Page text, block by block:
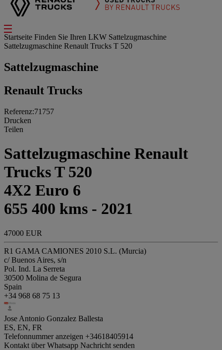
Startseite Finden Sie Ihren LKW Sattelzugmaschine
Sattelzugmaschine Renault Trucks T 520
Sattelzugmaschine
Renault Trucks
Referenz:71757
Drucken
Teilen
Sattelzugmaschine Renault
Trucks T 520
4X2 Euro 6
655 400 kms - 2021
47000 EUR
R1 GAMA CAMIONES 2010 S.L. (Murcia)
c/ Buenos Aires, s/n
Pol. Ind. La Serreta
30500 Molina de Segura
Spain
+34 968 68 75 13
Jose Antonio Gonzalez Ballesta
ES, EN, FR
Telefonnummer anzeigen +34618405914
Kontakt über Whatsapp Nachricht senden